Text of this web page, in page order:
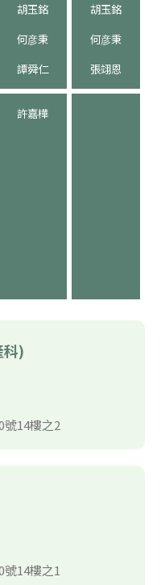
胡玉銘
何彦秉
譚舜仁
胡玉銘
何彦秉
張翊恩
許嘉樺
科)
號14樓之2
號14樓之1